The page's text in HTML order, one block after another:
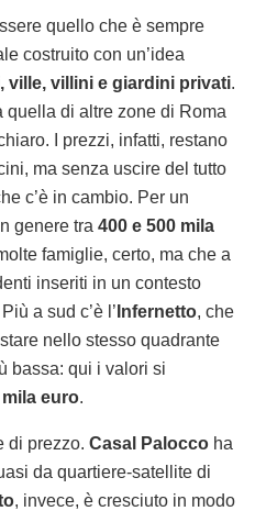
quello che è sempre
costruito con un’idea
ville, villini e giardini privati.
quella di altre zone di Roma
I prezzi, infatti, restano
ma senza uscire del tutto
c’è in cambio. Per un
genere tra 400 e 500 mila
famiglie, certo, ma che a
inseriti in un contesto
a sud c’è l’ Infernetto, che
nello stesso quadrante
bassa: qui i valori si
mila euro.
di prezzo. Casal Palocco ha
da quartiere-satellite di
, invece, è cresciuto in modo